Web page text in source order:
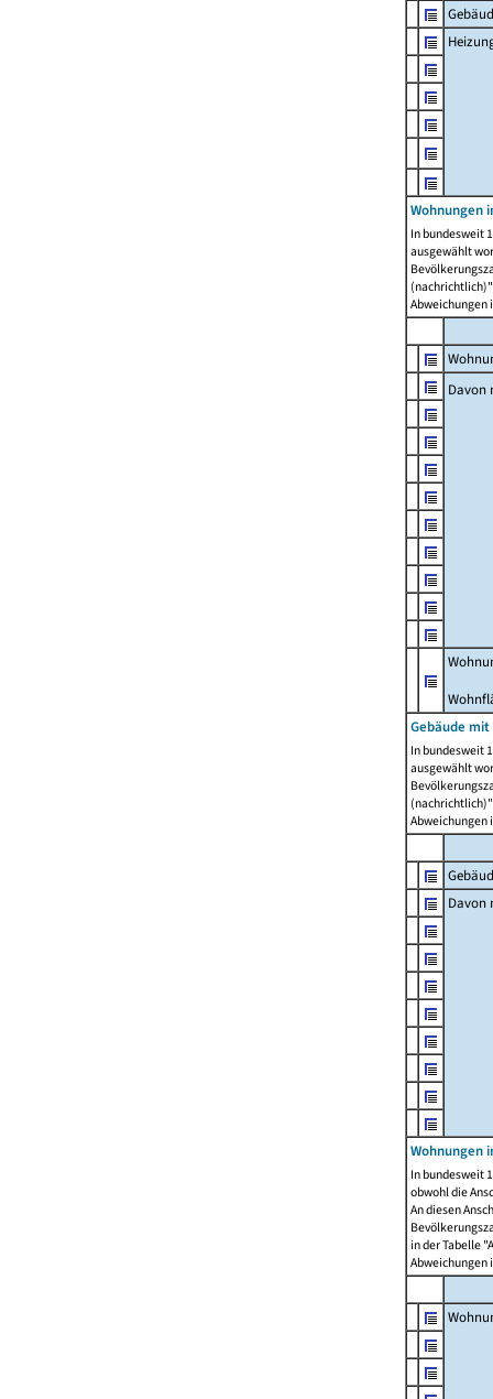
Wohnungen
In bundesweit
ausgewählt
Abweichungen
Davon
Gebäude
In bundesweit
ausgewählt
Abweichungen
Davon
Wohnungen
In bundesweit
obwohl die
An diesen
in der Tabelle
Abweichungen